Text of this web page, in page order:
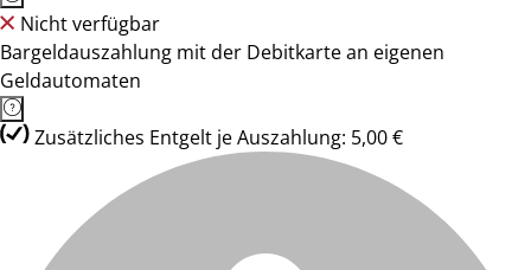
Nicht verfügbar
Bargeldauszahlung mit der Debitkarte an eigenen
Geldautomaten
Zusätzliches Entgelt je Auszahlung: 5,00 €